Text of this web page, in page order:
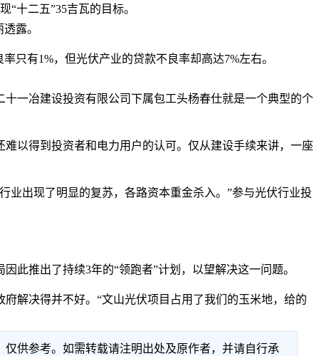
“十二五”35吉瓦的目标。
露。
只有1%， 但光伏产业的贷款不良率却高达7%左右。
一冶建设投资有限公司下属包工头杨春仕就是一个典型的个
以得到投资者和电力用户的认可。仅从建设手续来讲，一座
出现了明显的复苏，各路资本重金杀入。”参与光伏行业投
推出了持续3年的“领跑者”计划，以望解决这一问题。
解决得并不好。“文山光伏项目占用了我们的玉米地，给的
供参考。如需转载请注明出处及原作者，并请自行承